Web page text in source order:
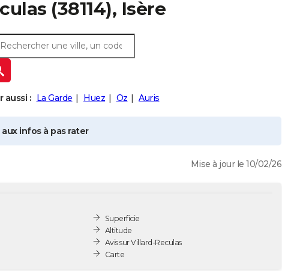
(38114), Isère
aussi : La Garde Huez Oz Auris
infos à pas rater
Mise à jour le 10/02/26
Superficie
Altitude
Avis sur Villard-Reculas
Carte